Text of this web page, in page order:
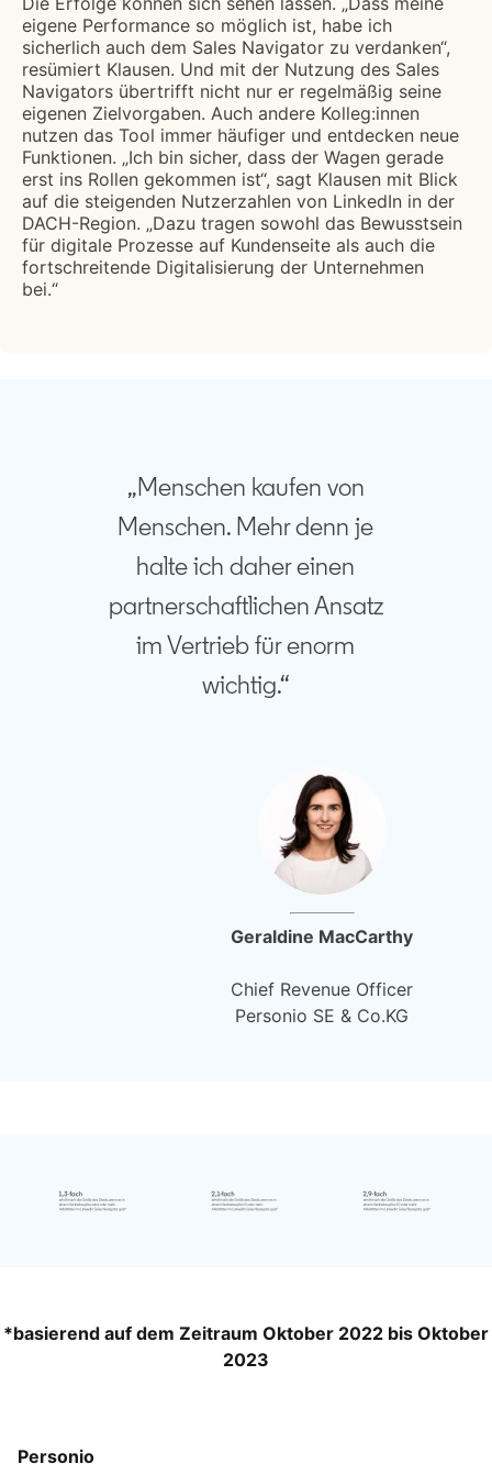
eigene Performance so möglich ist, habe ich
sicherlich auch dem Sales Navigator zu verdanken“,
resümiert Klausen. Und mit der Nutzung des Sales
Navigators übertrifft nicht nur er regelmäßig seine
eigenen Zielvorgaben. Auch andere Kolleg:innen
nutzen das Tool immer häufiger und entdecken neue
Funktionen. „Ich bin sicher, dass der Wagen gerade
erst ins Rollen gekommen ist“, sagt Klausen mit Blick
auf die steigenden Nutzerzahlen von LinkedIn in der
DACH-Region. „Dazu tragen sowohl das Bewusstsein
für digitale Prozesse auf Kundenseite als auch die
fortschreitende Digitalisierung der Unternehmen
bei.“
„Menschen kaufen von
Menschen. Mehr denn je
halte ich daher einen
partnerschaftlichen Ansatz
im Vertrieb für enorm
wichtig.“
Geraldine MacCarthy
Chief Revenue Officer
Personio SE & Co.KG
*basierend auf dem Zeitraum Oktober 2022 bis Oktober
2023
Personio